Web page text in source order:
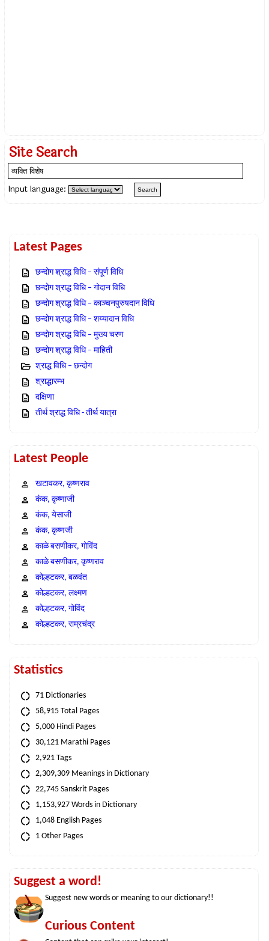
Site Search
Input language:
Latest Pages
छन्दोग श्राद्ध विधि – संपूर्ण विधि
छन्दोग श्राद्ध विधि – गोदान विधि
छन्दोग श्राद्ध विधि – काञ्चनपुरुषदान विधि
छन्दोग श्राद्ध विधि – शय्यादान विधि
छन्दोग श्राद्ध विधि – मुख्य चरण
छन्दोग श्राद्ध विधि – माहिती
श्राद्ध विधि – छन्दोग
श्राद्धारम्भ
दक्षिणा
तीर्थ श्राद्ध विधि - तीर्थ यात्रा
Latest People
खटावकर, कृष्णराव
कंक, कृष्णाजी
कंक, येसाजी
कंक, कृष्णजी
काळे बसणीकर, गोविंद
काळे बसणीकर, कृष्णराव
कोल्हटकर, बळवंत
कोल्हटकर, लक्ष्मण
कोल्हटकर, गोविंद
कोल्हटकर, राम्रचंद्र
Statistics
71 Dictionaries
58,915 Total Pages
5,000 Hindi Pages
30,121 Marathi Pages
2,921 Tags
2,309,309 Meanings in Dictionary
22,745 Sanskrit Pages
1,153,927 Words in Dictionary
1,048 English Pages
1 Other Pages
Suggest a word!
Suggest new words or meaning to our dictionary!!
Curious Content